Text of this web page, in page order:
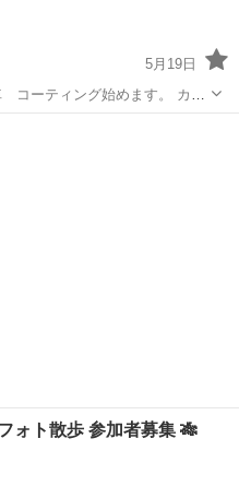
5月19日
ティング始めます。 カー
！！ 副業スタイルでやらせて
ォト散歩 参加者募集 🎋